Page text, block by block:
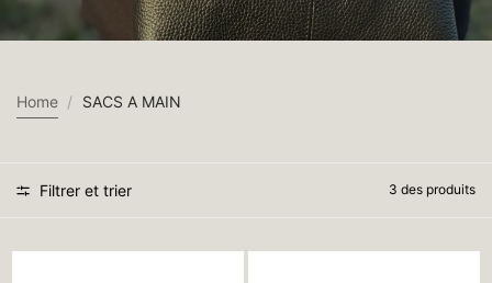
Home SACS A MAIN
Filtrer et trier 3 des produits